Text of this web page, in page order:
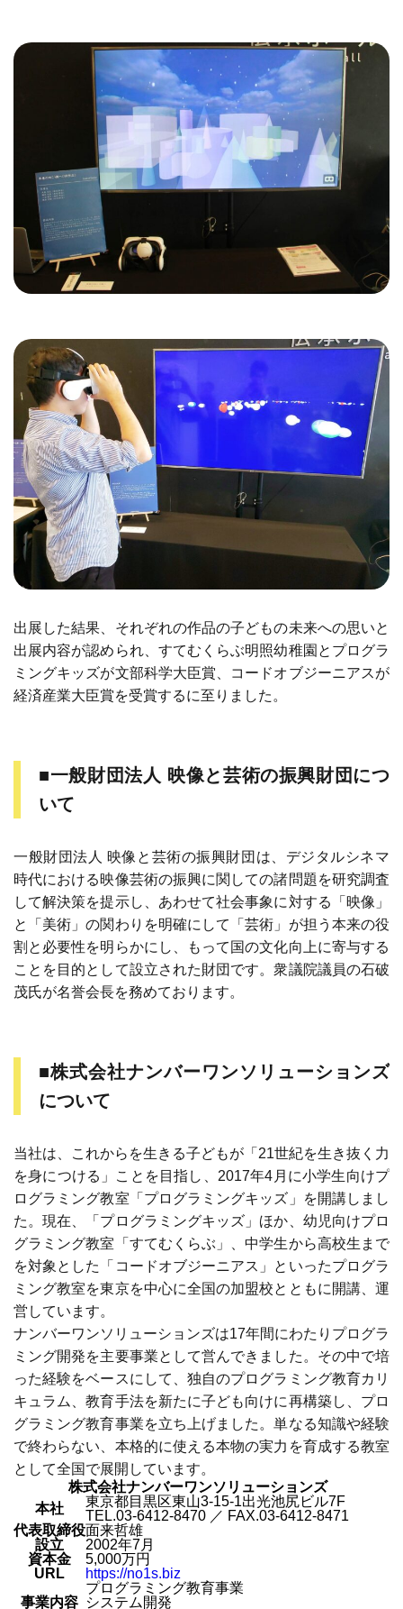
些細なこともお気軽にご相談ください！
お問い合わせ
出展した結果、それぞれの作品の子どもの未来への思いと
出展内容が認められ、すてむくらぶ明照幼稚園とプログラ
ミングキッズが文部科学大臣賞、コードオブジーニアスが
経済産業大臣賞を受賞するに至りました。
■一般財団法人 映像と芸術の振興財団につ
いて
一般財団法人 映像と芸術の振興財団は、デジタルシネマ
時代における映像芸術の振興に関しての諸問題を研究調査
して解決策を提示し、あわせて社会事象に対する「映像」
と「美術」の関わりを明確にして「芸術」が担う本来の役
割と必要性を明らかにし、もって国の文化向上に寄与する
ことを目的として設立された財団です。衆議院議員の石破
茂氏が名誉会長を務めております。
■株式会社ナンバーワンソリューションズ
について
当社は、これからを生きる子どもが「21世紀を生き抜く力
を身につける」ことを目指し、2017年4月に小学生向けプ
ログラミング教室「プログラミングキッズ」を開講しまし
た。現在、「プログラミングキッズ」ほか、幼児向けプロ
グラミング教室「すてむくらぶ」、中学生から高校生まで
を対象とした「コードオブジーニアス」といったプログラ
ミング教室を東京を中心に全国の加盟校とともに開講、運
営しています。
ナンバーワンソリューションズは17年間にわたりプログラ
ミング開発を主要事業として営んできました。その中で培
った経験をベースにして、独自のプログラミング教育カリ
キュラム、教育手法を新たに子ども向けに再構築し、プロ
グラミング教育事業を立ち上げました。単なる知識や経験
で終わらない、本格的に使える本物の実力を育成する教室
として全国で展開しています。
株式会社ナンバーワンソリューションズ
本社
東京都目黒区東山3-15-1出光池尻ビル7F
TEL.03-6412-8470 ／ FAX.03-6412-8471
代表取締役面来哲雄
設立
2002年7月
資本金
5,000万円
URL
https://no1s.biz
事業内容
プログラミング教育事業
システム開発